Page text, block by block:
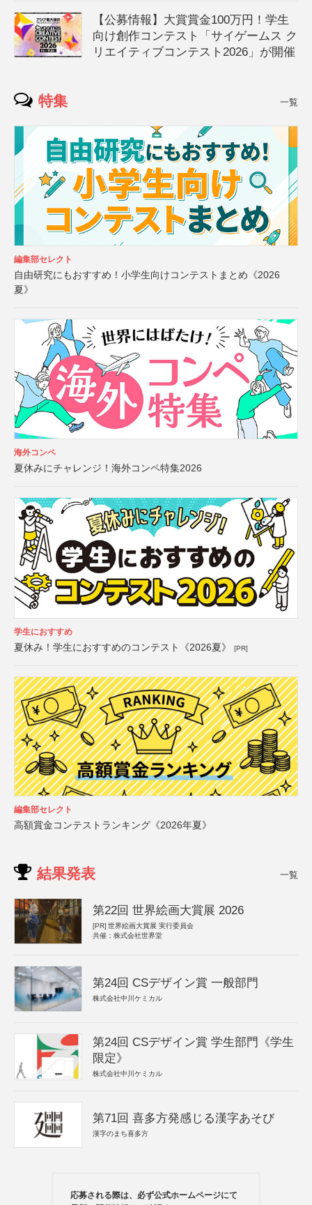
【公募情報】大賞賞金100万円！学生
向け創作コンテスト「サイゲームス ク
リエイティブコンテスト2026」が開催
特集 一覧
編集部セレクト
自由研究にもおすすめ！小学生向けコンテストまとめ《2026
夏》
海外コンペ
夏休みにチャレンジ！海外コンペ特集2026
学生におすすめ
夏休み！学生におすすめのコンテスト《2026夏》 [PR]
編集部セレクト
高額賞金コンテストランキング《2026年夏》
結果発表 一覧
第22回 世界絵画大賞展 2026
[PR] 世界絵画大賞展 実行委員会
共催：株式会社世界堂
第24回 CSデザイン賞 一般部門
株式会社中川ケミカル
第24回 CSデザイン賞 学生部門《学生
限定》
株式会社中川ケミカル
第71回 喜多方発感じる漢字あそび
漢字のまち喜多方
応募される際は、必ず公式ホームページにて